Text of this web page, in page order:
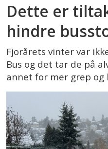
Dette er
hindre
Fjorårets vinter var
Bus og det tar de på
annet for mer grep og